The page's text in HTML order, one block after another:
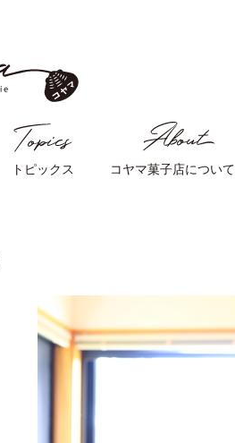
トピックス コヤマ菓子店について